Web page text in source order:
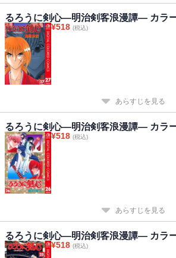
るろうに剣心―明治剣客浪漫譚― カラ
¥518 (税込)
あらすじを見る
るろうに剣心―明治剣客浪漫譚― カラ
¥518 (税込)
あらすじを見る
るろうに剣心―明治剣客浪漫譚― カラ
¥518 (税込)